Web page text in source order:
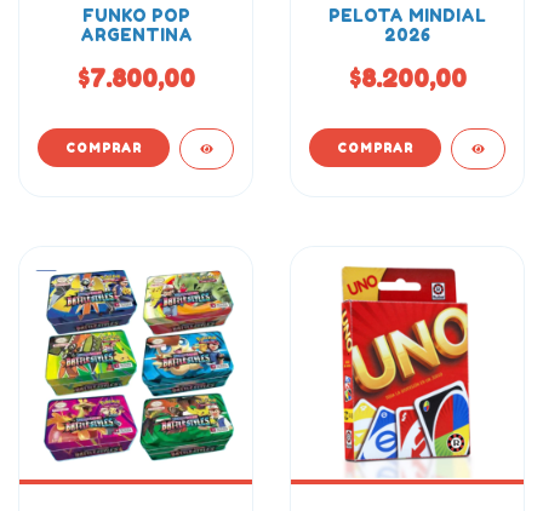
FUNKO POP
ARGENTINA
$7.800,00
PELOTA MINDIAL
2026
$8.200,00